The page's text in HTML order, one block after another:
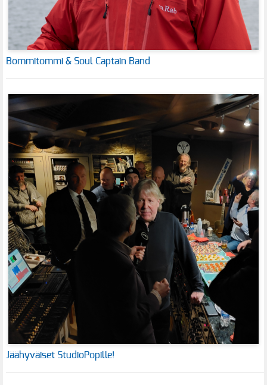
Bommitommi & Soul Captain Band
Jäähyväiset StudioPopille!